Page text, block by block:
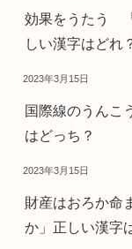
効果をうたう
しい漢字はどれ
2023年3月15日
国際線のうん
はどっち？
2023年3月15日
財産はおろか命
か」正しい漢字